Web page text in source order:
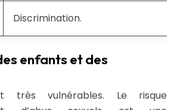
Discrimination.
enfants et des
très vulnérables. Le risque